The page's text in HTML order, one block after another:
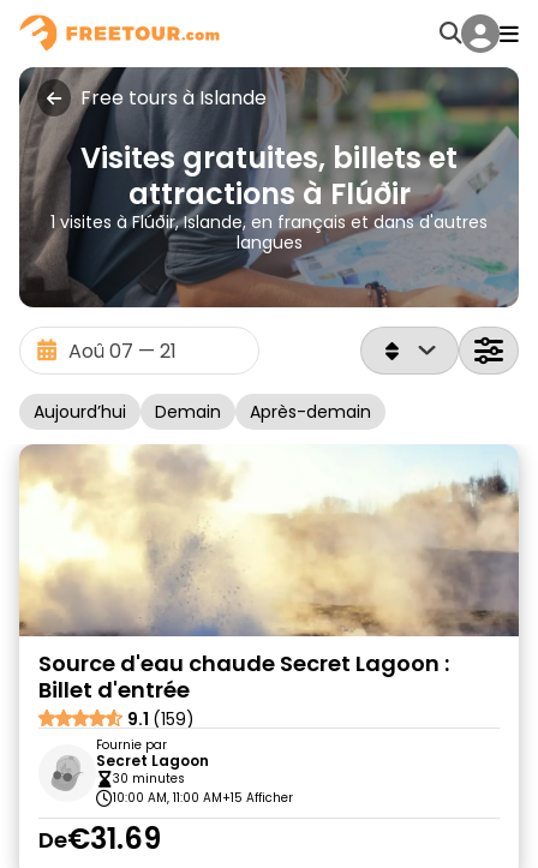
Free tours à Islande
Visites gratuites, billets et
attractions à Flúðir
1 visites à Flúðir, Islande, en français et dans d'autres
langues
Aujourd’hui Demain Après-demain
Source d'eau chaude Secret Lagoon :
Billet d'entrée
9.1 (159)
Fournie par
Secret Lagoon
30 minutes
10:00 AM, 11:00 AM+15 Afficher
De€31.69